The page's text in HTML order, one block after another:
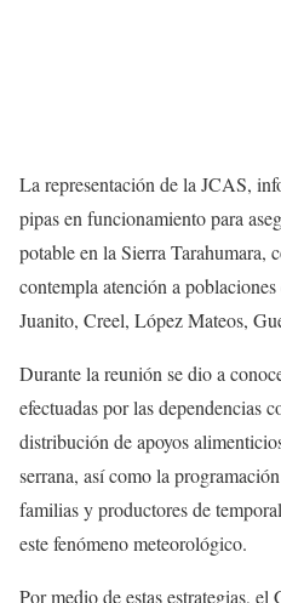
La representación de la JCAS,
pipas en funcionamiento para
potable en la Sierra Tarahumara,
contempla atención a
Juanito, Creel, López Mateos,
Durante la reunión se dio a
efectuadas por las dependencias
distribución de apoyos
serrana, así como la
familias y productores de
este fenómeno meteorológico.
Por medio de estas estrategias, el